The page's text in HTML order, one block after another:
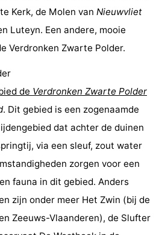
Kerk, de Molen van Nieuwvliet
Luteyn. Een andere, mooie
Verdronken Zwarte Polder.
de Verdronken Zwarte Polder
. Dit gebied is een zogenaamde
dat achter de duinen
via een sleuf, zout water
zorgen voor een
fauna in dit gebied. Anders
zijn onder meer Het Zwin (bij de
Zeeuws-Vlaanderen), de Slufter